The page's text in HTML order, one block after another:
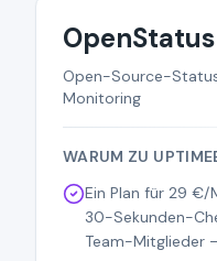
Open-Source-
Monitoring
WARUM ZU
Ein Plan für 29
30-Sekunden-
Team-Mitglieder